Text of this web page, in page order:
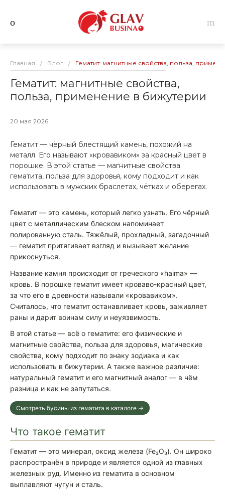
Главная / Блог / Гематит: магнитные свойства, польза,
Гематит: магнитные свойства,
польза, применение в бижутерии
20 мая 2026
Гематит — чёрный блестящий камень, похожий на
металл. Его называют «кровавиком» за красный цвет в
порошке. В этой статье — магнитные свойства
гематита, польза для здоровья, кому подходит и как
использовать в мужских браслетах, чётках и оберегах.
Гематит — это камень, который легко узнать. Его чёрный
цвет с металлическим блеском напоминает
полированную сталь. Тяжёлый, прохладный, загадочный
— гематит притягивает взгляд и вызывает желание
прикоснуться.
Название камня происходит от греческого «haima» —
кровь. В порошке гематит имеет кроваво-красный цвет,
за что его в древности называли «кровавиком».
Считалось, что гематит останавливает кровь, заживляет
раны и дарит воинам силу и неуязвимость.
В этой статье — всё о гематите: его физические и
магнитные свойства, польза для здоровья, магические
свойства, кому подходит по знаку зодиака и как
использовать в бижутерии. А также важное различие:
натуральный гематит и его магнитный аналог — в чём
разница и как не запутаться.
Смотреть бусины из гематита в каталоге →
Что такое гематит
Гематит — это минерал, оксид железа (Fe₂O₃). Он широко
распространён в природе и является одной из главных
железных руд. Именно из гематита в основном
выплавляют чугун и сталь.